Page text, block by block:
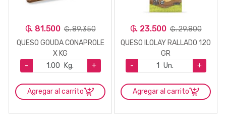
₲. 81.500 ₲. 89.350
QUESO GOUDA CONAPROLE
X KG
-
Kg. +
Agregar al carrito
₲. 23.500 ₲. 29.800
QUESO ILOLAY RALLADO 120
GR
-
Un. +
Agregar al carrito